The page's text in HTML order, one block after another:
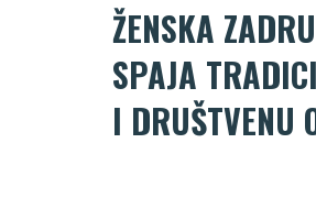
ŽENSKA
SPAJA
I DRUŠTVENU